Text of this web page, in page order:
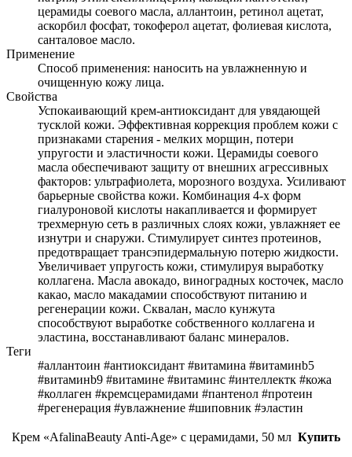
церамиды соевого масла, аллантоин, ретинол ацетат,
аскорбил фосфат, токоферол ацетат, фолиевая кислота,
санталовое масло.
Применение
Способ применения: наносить на увлажненную и
очищенную кожу лица.
Свойства
Успокаивающий крем-антиоксидант для увядающей
тусклой кожи. Эффективная коррекция проблем кожи с
признаками старения - мелких морщин, потери
упругости и эластичности кожи. Церамиды соевого
масла обеспечивают защиту от внешних агрессивных
факторов: ультрафиолета, морозного воздуха. Усиливают
барьерные свойства кожи. Комбинация 4-х форм
гиалуроновой кислоты накапливается и формирует
трехмерную сеть в различных слоях кожи, увлажняет ее
изнутри и снаружи. Стимулирует синтез протеинов,
предотвращает трансэпидермальную потерю жидкости.
Увеличивает упругость кожи, стимулируя выработку
коллагена. Масла авокадо, виноградных косточек, масло
какао, масло макадамии способствуют питанию и
регенерации кожи. Сквалан, масло кунжута
способствуют выработке собственного коллагена и
эластина, восстанавливают баланс минералов.
Теги
#аллантоин #антиоксидант #витаминa #витаминb5
#витаминb9 #витаминe #витаминс #интеллектк #кожа
#коллаген #кремсцерамидами #пантенол #протеин
#регенерация #увлажнение #шиповник #эластин
Крем «AfalinaBeauty Anti-Age» с церамидами, 50 мл Купить